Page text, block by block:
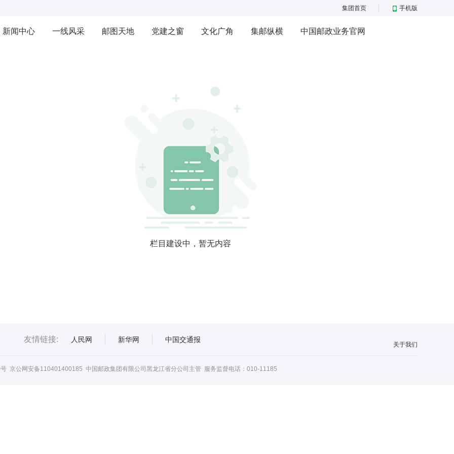
集团首页 手机版
新闻中心 一线风采 邮图天地 党建之窗 文化广角 集邮纵横 中国邮政业务官网
栏目建设中，暂无内容
友情链接: 人民网 新华网 中国交通报
关于我们
京公网安备110401400185 中国邮政集团有限公司黑龙江省分公司主管 服务监督电话：010-11185